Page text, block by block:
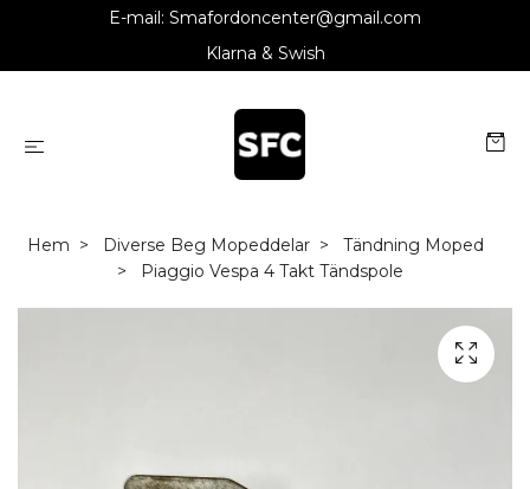
E-mail: Smafordoncenter@gmail.com
Klarna & Swish
Hem Diverse Beg Mopeddelar
Tändning Moped
Piaggio Vespa 4 Takt Tändspole